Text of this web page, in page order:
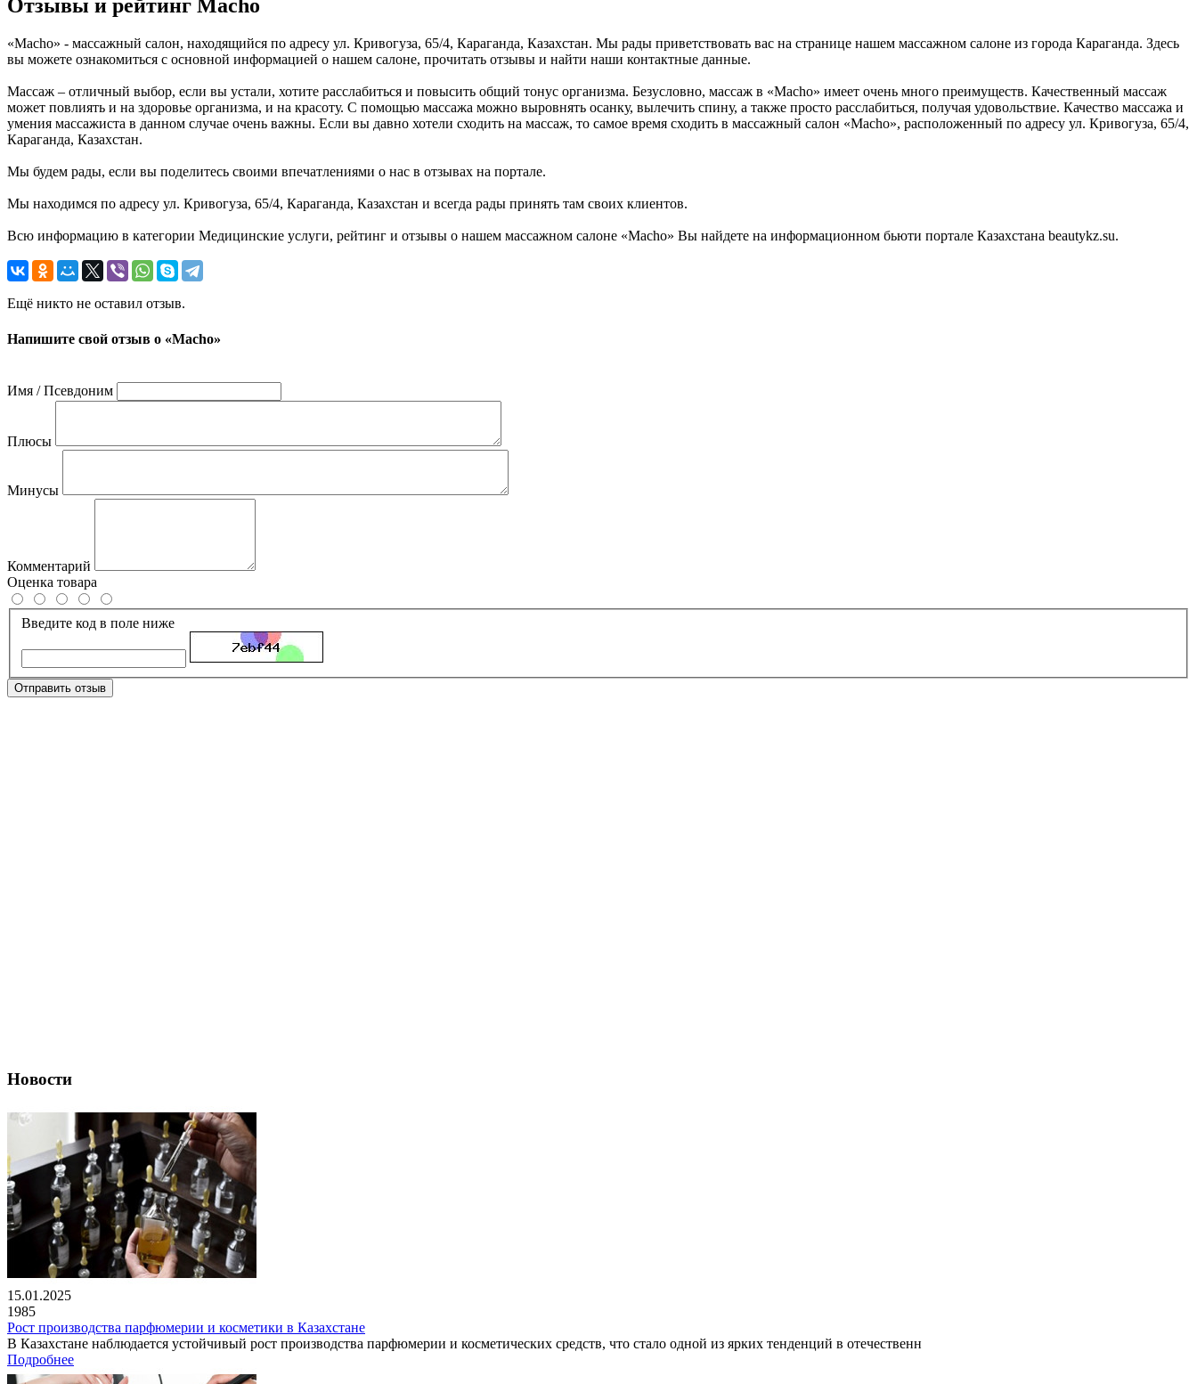
Отзывы и рейтинг Macho
«Macho» - массажный салон, находящийся по адресу ул. Кривогуза, 65/4, Караганда, Казахстан. Мы рады приветствовать вас на странице нашем массажном салоне из города Караганда. Здесь
вы можете ознакомиться с основной информацией о нашем салоне, прочитать отзывы и найти наши контактные данные.
Массаж – отличный выбор, если вы устали, хотите расслабиться и повысить общий тонус организма. Безусловно, массаж в «Macho» имеет очень много преимуществ. Качественный массаж
может повлиять и на здоровье организма, и на красоту. С помощью массажа можно выровнять осанку, вылечить спину, а также просто расслабиться, получая удовольствие. Качество массажа и
умения массажиста в данном случае очень важны. Если вы давно хотели сходить на массаж, то самое время сходить в массажный салон «Macho», расположенный по адресу ул. Кривогуза, 65/4,
Караганда, Казахстан.
Мы будем рады, если вы поделитесь своими впечатлениями о нас в отзывах на портале.
Мы находимся по адресу ул. Кривогуза, 65/4, Караганда, Казахстан и всегда рады принять там своих клиентов.
Всю информацию в категории Медицинские услуги, рейтинг и отзывы о нашем массажном салоне «Macho» Вы найдете на информационном бьюти портале Казахстана beautykz.su.
Ещё никто не оставил отзыв.
Напишите свой отзыв о «Macho»
Имя / Псевдоним
Плюсы
Минусы
Комментарий
Оценка товара
Введите код в поле ниже
Отправить отзыв
Новости
15.01.2025
1985
Рост производства парфюмерии и косметики в Казахстане
В Казахстане наблюдается устойчивый рост производства парфюмерии и косметических средств, что стало одной из ярких тенденций в отечественн
Подробнее